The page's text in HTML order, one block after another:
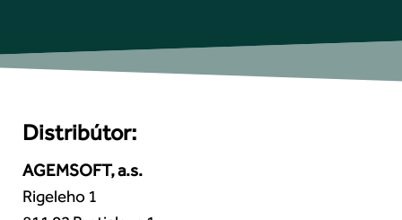
Distribútor:
AGEMSOFT, a.s.
Rigeleho 1